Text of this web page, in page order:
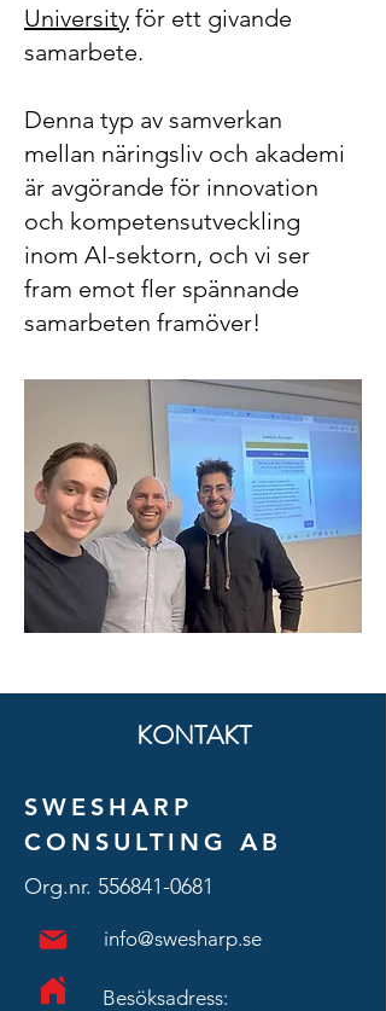
University för ett givande
samarbete.
Denna typ av samverkan
mellan näringsliv och akademi
är avgörande för innovation
och kompetensutveckling
inom AI-sektorn, och vi ser
fram emot fler spännande
samarbeten framöver!
KONTAKT
SWESHARP
CONSULTING AB
Org.nr. 556841-0681
info@swesharp.se
Besöksadress: